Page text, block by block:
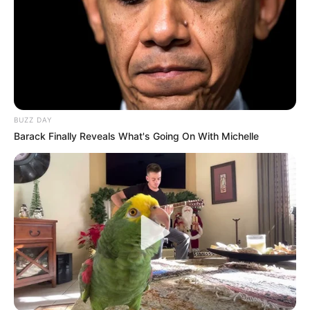
(foto: imdb)
Peter Parker yang sedang dalam perjalanan sekolah tiba-tiba
direkrut oleh Nick Fury. Ia diminta untuk bekerjasama dengan
Mysterio. Misterio adalah seorang master trik dan ilusi. Mereka
berdua harus bekerja sama untuk melawan serangan dari
Elementals.
Film sekuel ini disutradari oleh Jon Watts yang sebelumnya juga
menggarap seri pertamanya. Naskah film ini ditulis oleh Chris
BUZZ DAY
Barack Finally Reveals What's Going On With Michelle